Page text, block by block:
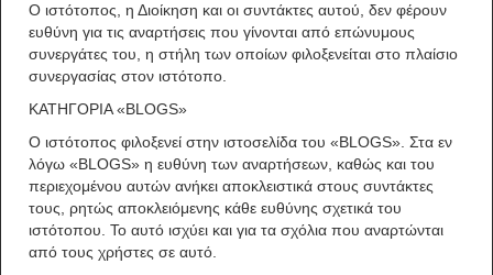
Ο ιστότοπος, η Διοίκηση και οι συντάκτες αυτού, δεν φέρουν
ευθύνη για τις αναρτήσεις που γίνονται από επώνυμους
συνεργάτες του, η στήλη των οποίων φιλοξενείται στο πλαίσιο
συνεργασίας στον ιστότοπο.
ΚΑΤΗΓΟΡΙΑ «BLOGS»
Ο ιστότοπος φιλοξενεί στην ιστοσελίδα του «BLOGS». Στα εν
λόγω «BLOGS» η ευθύνη των αναρτήσεων, καθώς και του
περιεχομένου αυτών ανήκει αποκλειστικά στους συντάκτες
τους, ρητώς αποκλειόμενης κάθε ευθύνης σχετικά του
ιστότοπου. Το αυτό ισχύει και για τα σχόλια που αναρτώνται
από τους χρήστες σε αυτό.